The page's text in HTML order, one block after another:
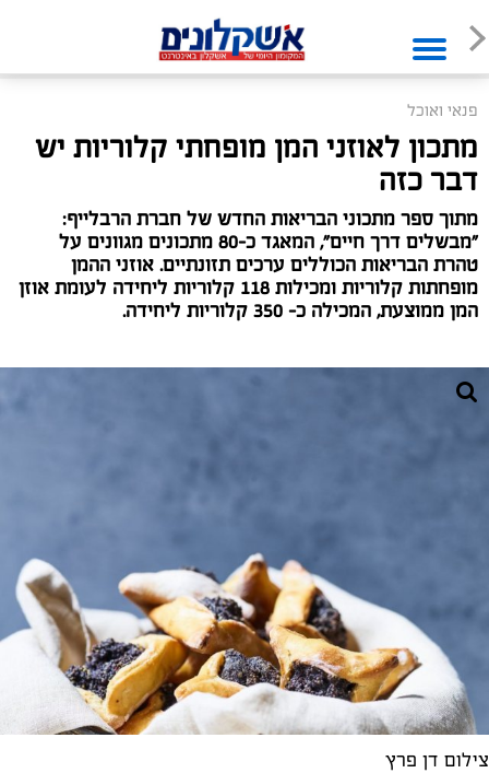
פנאי ואוכל
מתכון לאוזני המן מופחתי קלוריות יש
דבר כזה
מתוך ספר מתכוני הבריאות החדש של חברת הרבלייף:
"מבשלים דרך חיים", המאגד כ-80 מתכונים מגוונים על
טהרת הבריאות הכוללים ערכים תזונתיים. אוזני ההמן
מופחתות קלוריות ומכילות 118 קלוריות ליחידה לעומת אוזן
המן ממוצעת, המכילה כ- 350 קלוריות ליחידה.
צילום דן פרץ